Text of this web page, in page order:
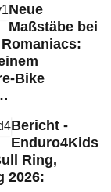
Neue
Maßstäbe bei
Bike
Bericht -
Enduro4Kids
Ring,
2026: